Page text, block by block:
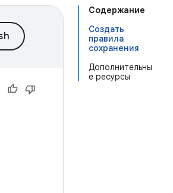
Содержание
Создать
правила
сохранения
Дополнительны
е ресурсы